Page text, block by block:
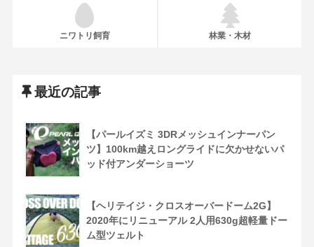
ニワトリ飼育 林業・木材
最近の記事
【パールイズミ 3DRメッシュインナーパン
ツ】100km越えロングライドに欠かせないパ
ッド付アンダーショーツ
【ヘリテイジ・クロスオーバードーム2G】
2020年にリニューアル 2人用630g超軽量ドー
ム型ツェルト